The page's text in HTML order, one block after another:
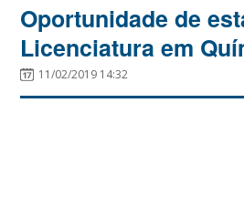
Oportunidade de
Licenciatura em
11/02/2019 14:32